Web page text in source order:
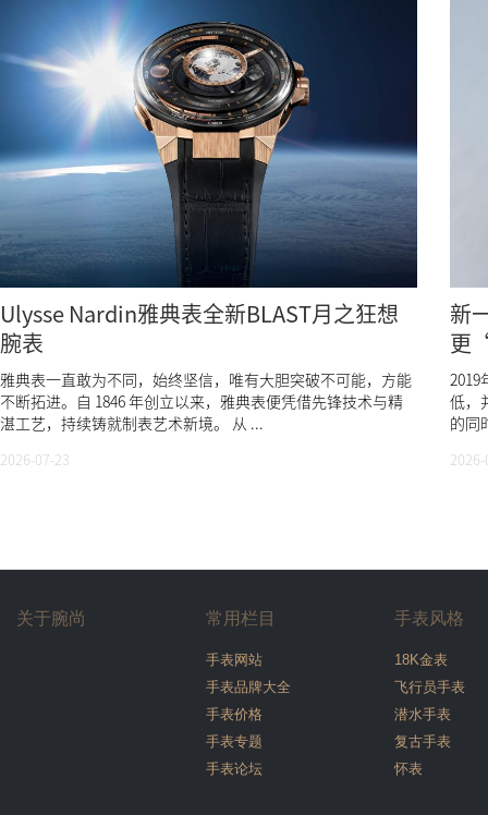
Ulysse Nardin雅典表全新BLAST月之狂想
腕表
雅典表一直敢为不同，始终坚信，唯有大胆突破不可能，方能
不断拓进。自 1846 年创立以来，雅典表便凭借先锋技术与精
湛工艺，持续铸就制表艺术新境。 从 ...
2026-07-23
新
更
2019
低，
的同
关于腕尚 常用栏目
手表网站
手表品牌大全
手表价格
手表专题
手表论坛
手表风格
18K金表
飞行员手表
潜水手表
复古手表
怀表